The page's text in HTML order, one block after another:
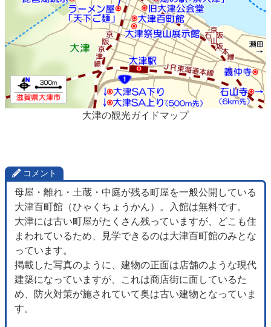
大津の観光ガイドマップ
コメント
母屋・離れ・土蔵・中庭が残る町屋を一般公開している
大津百町館（ひゃくちょうかん）。入館は無料です。
大津には古い町屋がたくさん残っていますが、どこも住
まわれているため、見学できるのは大津百町館のみとな
っています。
掲載した写真のように、建物の正面は店舗のような現代
建築になっていますが、これは商店街に面しているた
め、防火対策が施されていて奥は古い建物となっていま
す。